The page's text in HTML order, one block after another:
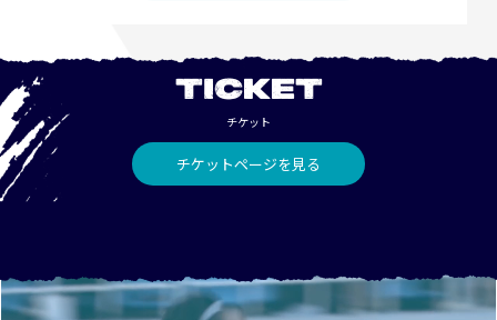
TICKET
チケット
チケットページを見る